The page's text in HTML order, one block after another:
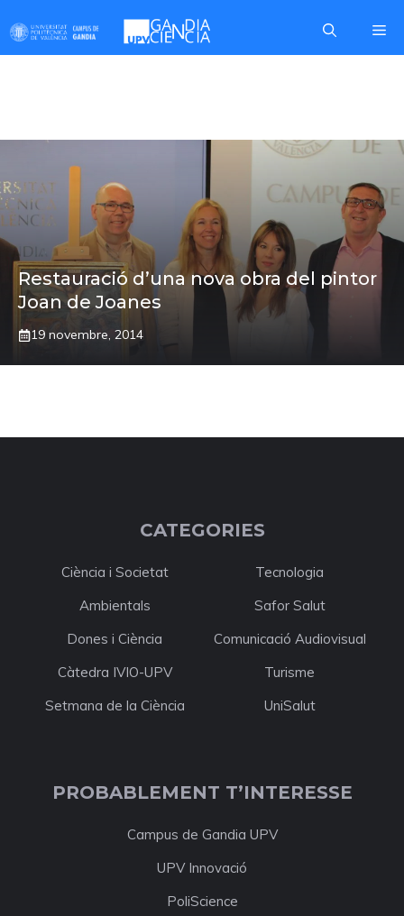
to
content
Restauració d’una nova obra del pintor
Joan de Joanes
19 novembre, 2014
CATEGORIES
Ciència i Societat
Tecnologia
Ambientals
Safor Salut
Dones i Ciència
Comunicació Audiovisual
Càtedra IVIO-UPV
Turisme
Setmana de la Ciència
UniSalut
PROBABLEMENT T’INTERESSE
Campus de Gandia UPV
UPV Innovació
PoliScience